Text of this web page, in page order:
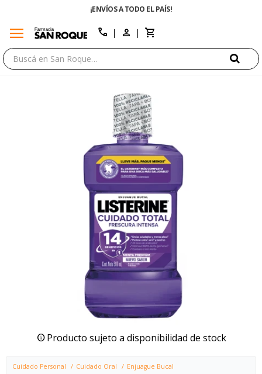
¡ENVÍOS A TODO EL PAÍS!
menu call
Producto sujeto a disponibilidad de stock
Cuidado Personal Cuidado Oral Enjuague Bucal
close